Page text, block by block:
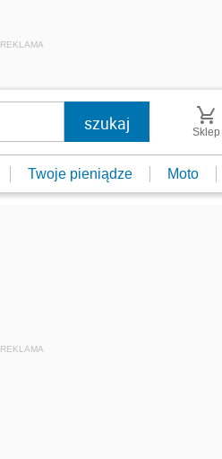
REKLAMA
Sklep
Twoje pieniądze Moto